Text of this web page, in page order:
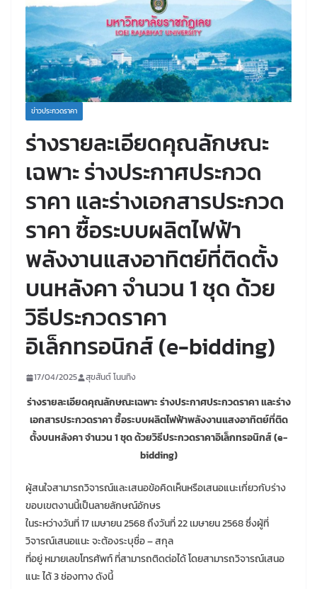
ข่าวประกวดราคา
ร่างรายละเอียดคุณลักษณะ
เฉพาะ ร่างประกาศประกวด
ราคา และร่างเอกสารประกวด
ราคา ซื้อระบบผลิตไฟฟ้า
พลังงานแสงอาทิตย์ที่ติดตั้ง
บนหลังคา จำนวน 1 ชุด ด้วย
วิธีประกวดราคา
อิเล็กทรอนิกส์ (e-bidding)
17/04/2025 สุขสันต์ โนนทิง
ร่างรายละเอียดคุณลักษณะเฉพาะ ร่างประกาศประกวดราคา และร่าง
เอกสารประกวดราคา ซื้อระบบผลิตไฟฟ้าพลังงานแสงอาทิตย์ที่ติด
ตั้งบนหลังคา จำนวน 1 ชุด ด้วยวิธีประกวดราคาอิเล็กทรอนิกส์ (e-
bidding)
ผู้สนใจสามารถวิจารณ์และเสนอข้อคิดเห็นหรือเสนอแนะเกี่ยวกับร่าง
ขอบเขตงานนี้เป็นลายลักษณ์อักษร
ในระหว่างวันที่ 17 เมษายน 2568 ถึงวันที่ 22 เมษายน 2568 ซึ่งผู้ที่
วิจารณ์เสนอแนะ จะต้องระบุชื่อ – สกุล
ที่อยู่ หมายเลขโทรศัพท์ ที่สามารถติดต่อได้ โดยสามารถวิจารณ์เสนอ
แนะ ได้ 3 ช่องทาง ดังนี้